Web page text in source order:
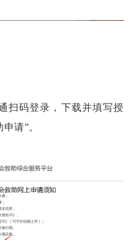
扫码登录，下载并填写授
请”。